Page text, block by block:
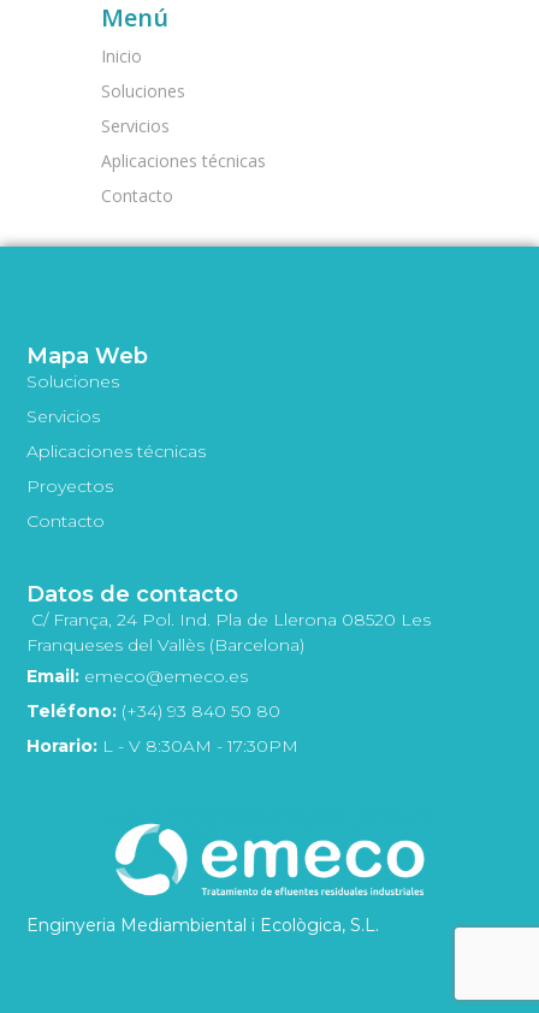
Menú
Inicio
Soluciones
Servicios
Aplicaciones técnicas
Contacto
Enginyeria Mediambiental i Ecològica, S.L.
Mapa Web
Soluciones
Servicios
Aplicaciones técnicas
Proyectos
Contacto
Datos de contacto
C/ França, 24 Pol. Ind. Pla de Llerona 08520 Les
Franqueses del Vallès (Barcelona)
Email: emeco@emeco.es
Teléfono: (+34) 93 840 50 80
Horario: L - V 8:30AM - 17:30PM